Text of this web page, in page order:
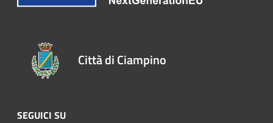
Città di Ciampino
SEGUICI SU